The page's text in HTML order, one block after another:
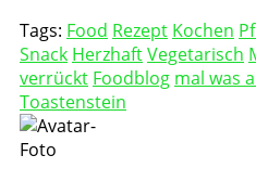
Tags: Food Rezept Kochen
Snack HerzhaftVegetarisch
verrückt Foodblog mal was
Toastenstein